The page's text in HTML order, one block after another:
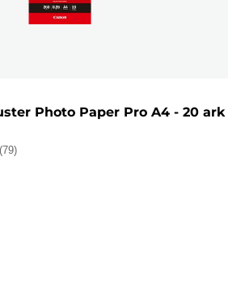
Photo Paper Pro A4 - 20 ark
(79)